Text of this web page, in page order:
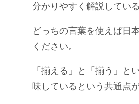
分かりやすく解説してい
どっちの言葉を使えば日
ください。
「揃える」と「揃う」
味しているという共通点